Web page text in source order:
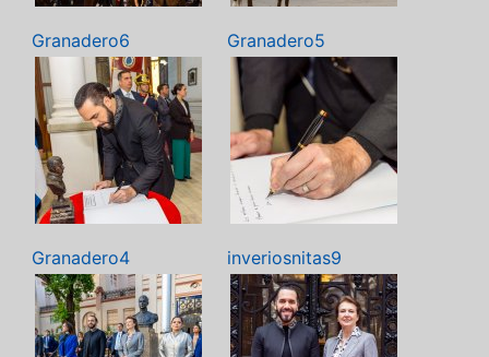
Granadero6 Granadero5
Granadero4 inveriosnitas9